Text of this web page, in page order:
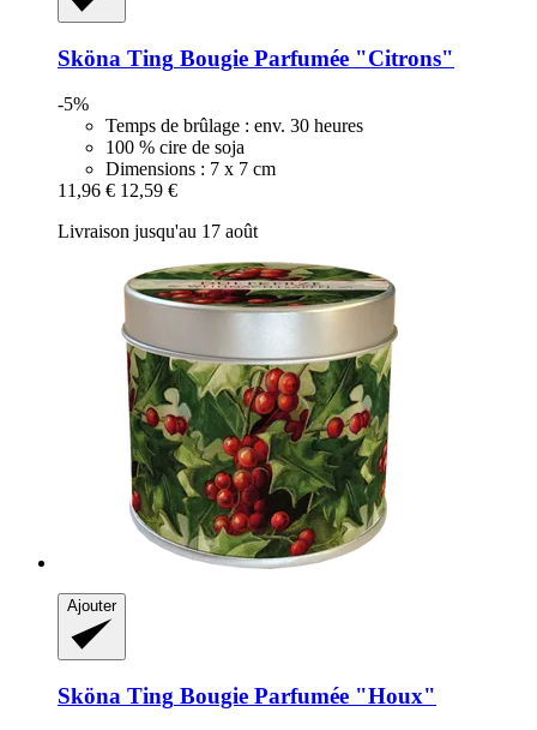
Sköna Ting Bougie Parfumée "Citrons"
-5%
Temps de brûlage : env. 30 heures
100 % cire de soja
Dimensions : 7 x 7 cm
11,96 € 12,59 €
Livraison jusqu'au 17 août
Ajouter
Sköna Ting Bougie Parfumée "Houx"